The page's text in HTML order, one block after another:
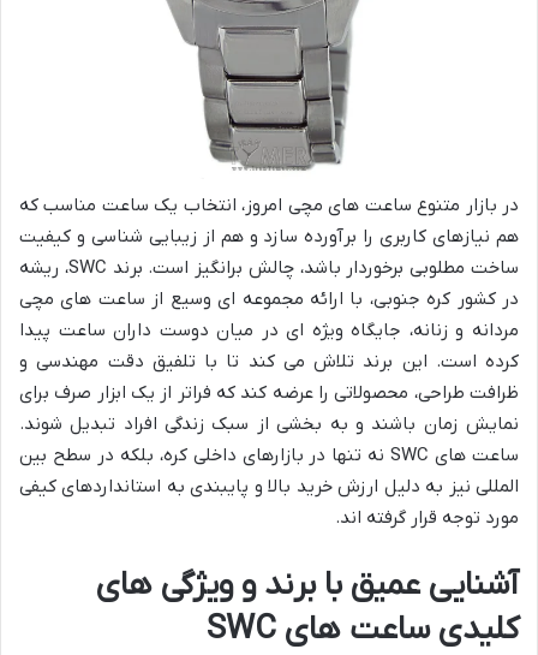
در بازار متنوع ساعت های مچی امروز، انتخاب یک ساعت مناسب که
هم نیازهای کاربری را برآورده سازد و هم از زیبایی شناسی و کیفیت
ساخت مطلوبی برخوردار باشد، چالش برانگیز است. برند SWC، ریشه
در کشور کره جنوبی، با ارائه مجموعه ای وسیع از ساعت های مچی
مردانه و زنانه، جایگاه ویژه ای در میان دوست داران ساعت پیدا
کرده است. این برند تلاش می کند تا با تلفیق دقت مهندسی و
ظرافت طراحی، محصولاتی را عرضه کند که فراتر از یک ابزار صرف برای
نمایش زمان باشند و به بخشی از سبک زندگی افراد تبدیل شوند.
ساعت های SWC نه تنها در بازارهای داخلی کره، بلکه در سطح بین
المللی نیز به دلیل ارزش خرید بالا و پایبندی به استانداردهای کیفی
مورد توجه قرار گرفته اند.
آشنایی عمیق با برند و ویژگی های
کلیدی ساعت های SWC